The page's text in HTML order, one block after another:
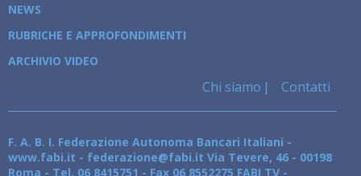
NEWS
RUBRICHE E APPROFONDIMENTI
ARCHIVIO VIDEO
Chi siamo Contatti
F. A. B. I. Federazione Autonoma Bancari Italiani -
www.fabi.it - federazione@fabi.it Via Tevere, 46 - 00198
Roma - Tel. 06 8415751 - Fax 06 8552275 FABI TV -